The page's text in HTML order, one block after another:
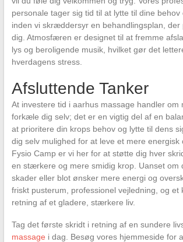
personale tager sig tid til at lytte til dine behov
inden vi skræddersyr en behandlingsplan, der
dig. Atmosfæren er designet til at fremme
lys og beroligende musik, hvilket gør det
hverdagens stress.
Afsluttende Tanker
At investere tid i aarhus massage handler om
forkæle dig selv; det er en vigtig del af en
at prioritere din krops behov og lytte til dens
dig selv mulighed for at leve et mere energisk
Fysio Camp er vi her for at støtte dig hver
en stærkere og mere smidig krop. Uanset om
skader eller blot ønsker mere energi og
friskt pusterum, professionel vejledning, og et
retning af et gladere, stærkere liv.
Tag det første skridt i retning af en sundere
massage i dag. Besøg vores hjemmeside for